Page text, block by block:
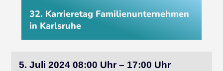
32. Karrieretag Familienunternehmen
in Karlsruhe
5. Juli 2024 08:00 Uhr – 17:00 Uhr